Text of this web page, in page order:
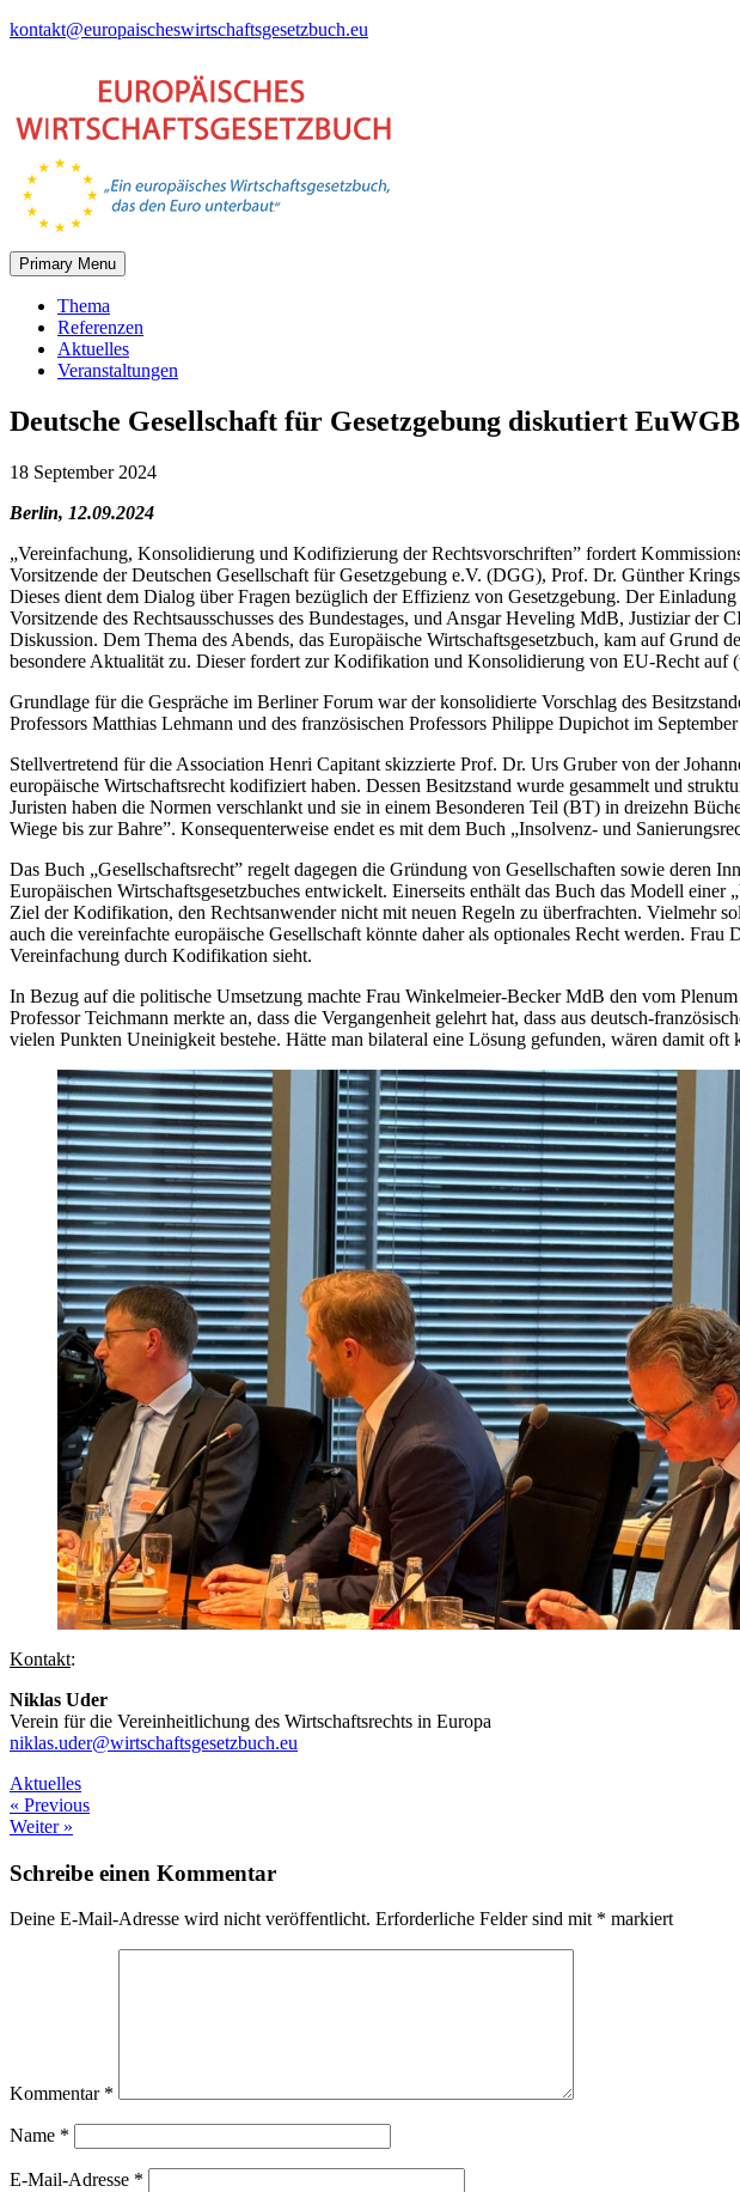
Skip
kontakt@europaischeswirtschaftsgesetzbuch.eu
Primary Menu
Thema
Referenzen
Aktuelles
Veranstaltungen
Deutsche Gesellschaft für Gesetzgebung diskutiert EuWGB
18 September 2024
Berlin, 12.09.2024
„Vereinfachung, Konsolidierung und Kodifizierung der Rechtsvorschriften” fordert
Vorsitzende der Deutschen Gesellschaft für Gesetzgebung e.V. (DGG), Prof. Dr. Günther
Dieses dient dem Dialog über Fragen bezüglich der Effizienz von Gesetzgebung. Der
Vorsitzende des Rechtsausschusses des Bundestages, und Ansgar Heveling MdB, Justiziar
Diskussion. Dem Thema des Abends, das Europäische Wirtschaftsgesetzbuch, kam auf
besondere Aktualität zu. Dieser fordert zur Kodifikation und Konsolidierung von EU-Recht auf
Grundlage für die Gespräche im Berliner Forum war der konsolidierte Vorschlag des
Professors Matthias Lehmann und des französischen Professors Philippe Dupichot im
Stellvertretend für die Association Henri Capitant skizzierte Prof. Dr. Urs Gruber von der
europäische Wirtschaftsrecht kodifiziert haben. Dessen Besitzstand wurde gesammelt und
Juristen haben die Normen verschlankt und sie in einem Besonderen Teil (BT) in dreizehn
Wiege bis zur Bahre”. Konsequenterweise endet es mit dem Buch „Insolvenz- und
Das Buch „Gesellschaftsrecht” regelt dagegen die Gründung von Gesellschaften sowie deren
Europäischen Wirtschaftsgesetzbuches entwickelt. Einerseits enthält das Buch das Modell
Ziel der Kodifikation, den Rechtsanwender nicht mit neuen Regeln zu überfrachten. Vielmehr
auch die vereinfachte europäische Gesellschaft könnte daher als optionales Recht werden.
Vereinfachung durch Kodifikation sieht.
In Bezug auf die politische Umsetzung machte Frau Winkelmeier-Becker MdB den vom
Professor Teichmann merkte an, dass die Vergangenheit gelehrt hat, dass aus deutsch-
vielen Punkten Uneinigkeit bestehe. Hätte man bilateral eine Lösung gefunden, wären damit
Kontakt:
Niklas Uder
Verein für die Vereinheitlichung des Wirtschaftsrechts in Europa
niklas.uder@wirtschaftsgesetzbuch.eu
Aktuelles
Beitragsnavigation
« Previous
Weiter »
Schreibe einen Kommentar
Deine E-Mail-Adresse wird nicht veröffentlicht. Erforderliche Felder sind mit * markiert
Kommentar *
Name *
E-Mail-Adresse *